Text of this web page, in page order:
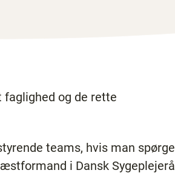
og de rette
teams, hvis man
i Dansk